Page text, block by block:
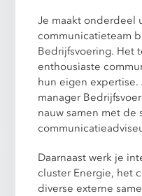
Je maakt onderdeel
communicatieteam
Bedrijfsvoering. Het
enthousiaste
hun eigen
manager
nauw samen met de
Daarnaast werk je
cluster Energie, het
diverse externe